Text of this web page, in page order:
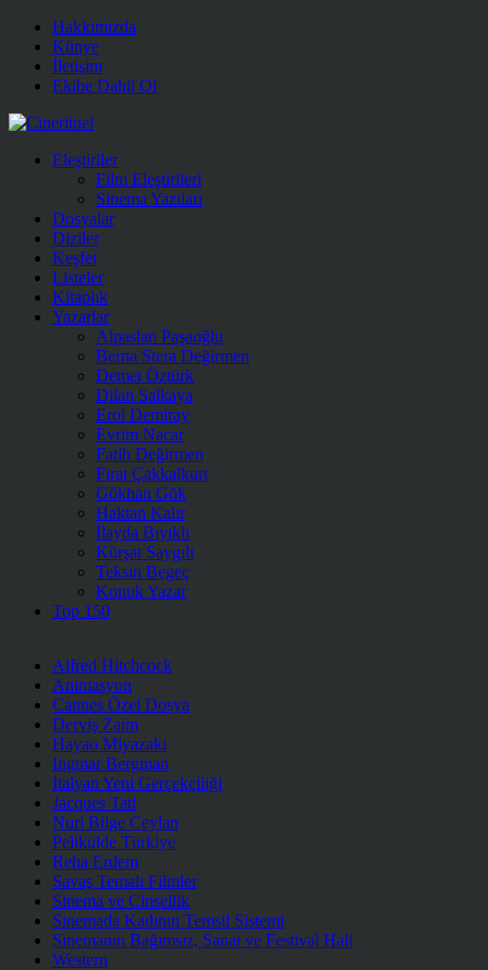
Hakkımızda
Künye
İletişim
Ekibe Dahil Ol
Eleştiriler
Film Eleştirileri
Sinema Yazıları
Dosyalar
Diziler
Keşfet
Listeler
Kitaplık
Yazarlar
Alpaslan Paşaoğlu
Berna Stera Değirmen
Demet Öztürk
Dilan Salkaya
Erol Demiray
Evrim Nacar
Fatih Değirmen
Fırat Çakkalkurt
Gökhan Gök
Haktan Kalır
İlayda Bıyıklı
Kürşat Saygılı
Teksin Begeç
Konuk Yazar
Top 150
Alfred Hitchcock
Animasyon
Cannes Özel Dosya
Derviş Zaim
Hayao Miyazaki
Ingmar Bergman
İtalyan Yeni Gerçekçiliği
Jacques Tati
Nuri Bilge Ceylan
Pelikülde Türkiye
Reha Erdem
Savaş Temalı Filmler
Sinema ve Cinsellik
Sinemada Kadının Temsil Sistemi
Sinemanın Bağımsız, Sanat ve Festival Hali
Western